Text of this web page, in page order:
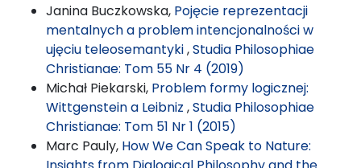
Janina Buczkowska, Pojęcie reprezentacji
mentalnych a problem intencjonalności w
ujęciu teleosemantyki,Studia Philosophiae
Christianae: Tom 55 Nr 4 (2019)
Michał Piekarski, Problem formy logicznej:
Wittgenstein a Leibniz ,Studia Philosophiae
Christianae: Tom 51 Nr 1 (2015)
Marc Pauly, How We Can Speak to Nature: